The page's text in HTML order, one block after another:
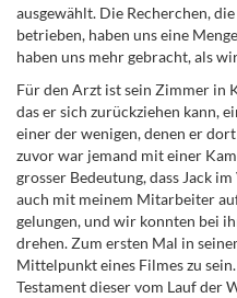
ausgewählt. Die Recherchen,
betrieben, haben uns eine
haben uns mehr gebracht, als
Für den Arzt ist sein Zimmer in
das er sich zurückziehen kann,
einer der wenigen, denen er
zuvor war jemand mit einer
grosser Bedeutung, dass Jack
auch mit meinem Mitarbeiter
gelungen, und wir konnten bei
drehen. Zum ersten Mal in
Mittelpunkt eines Filmes zu
Testament dieser vom Lauf der